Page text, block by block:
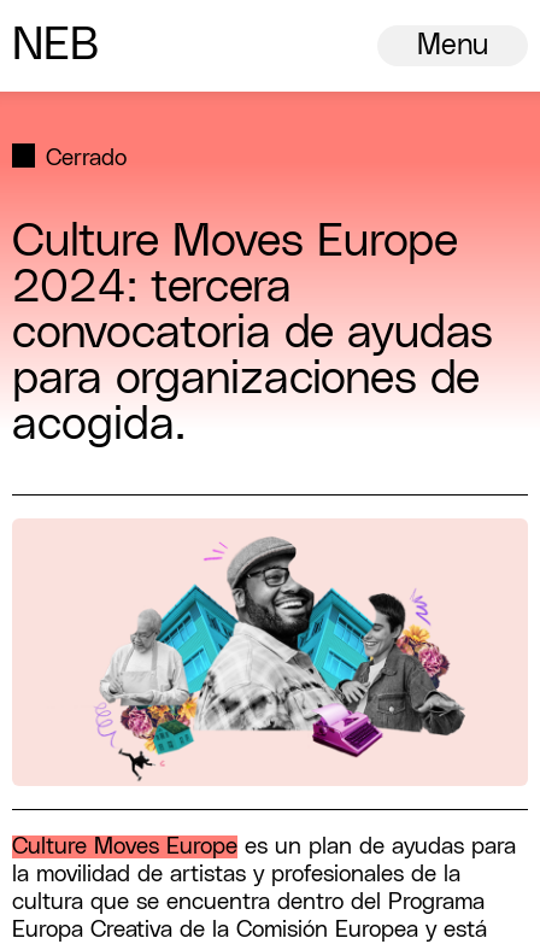
N ew
European
B Menu
Cerrado
Culture Moves Europe
2024: tercera
convocatoria de ayudas
para organizaciones de
acogida.
Culture Moves Europees un plan de ayudas para
la movilidad de artistas y profesionales de la
cultura que se encuentra dentro del Programa
Europa Creativa de la Comisión Europea y está